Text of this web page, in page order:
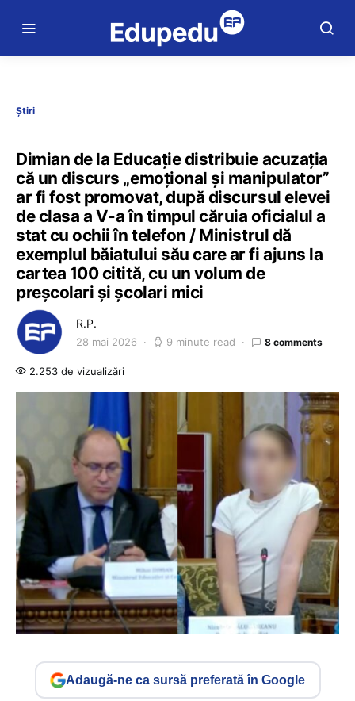
Știri
Dimian de la Educație distribuie acuzația
că un discurs „emoțional și manipulator”
ar fi fost promovat, după discursul elevei
de clasa a V-a în timpul căruia oficialul a
stat cu ochii în telefon / Ministrul dă
exemplul băiatului său care ar fi ajuns la
cartea 100 citită, cu un volum de
preșcolari și școlari mici
R.P.
28 mai 2026 9 minute read 8 comments
2.253 de vizualizări
Adaugă-ne ca sursă preferată în Google